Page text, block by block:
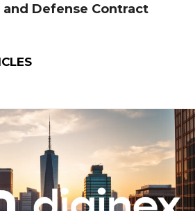
Defense Contract